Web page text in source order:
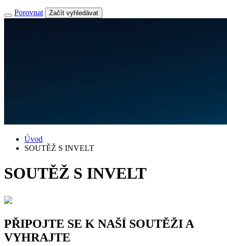
Porovnat Začít vyhledávat
Úvod
SOUTĚŽ S INVELT
SOUTĚŽ S INVELT
PŘIPOJTE SE K NAŠÍ SOUTĚŽI A
VYHRAJTE